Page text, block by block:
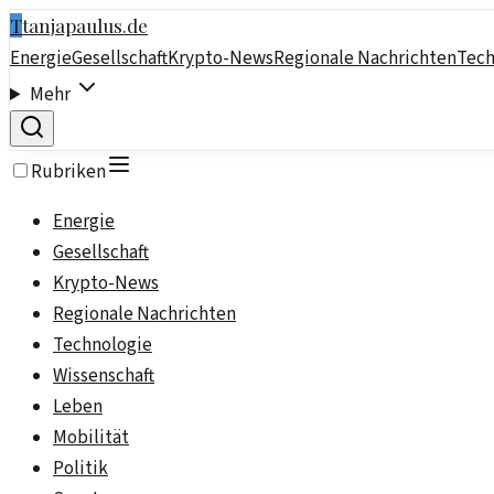
Ttanjapaulus.de
EnergieGesellschaftKrypto-NewsRegionale Nachrichten
Mehr
Rubriken
Energie
Gesellschaft
Krypto-News
Regionale Nachrichten
Technologie
Wissenschaft
Leben
Mobilität
Politik